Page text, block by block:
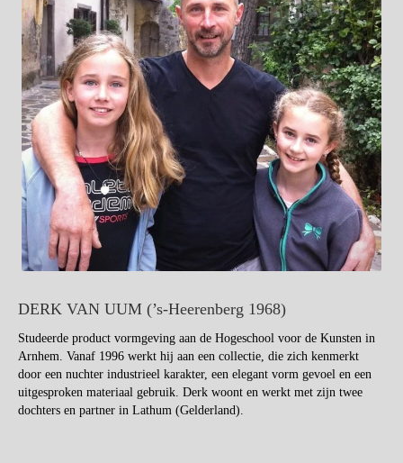
DERK VAN UUM (’s-Heerenberg 1968)
Studeerde product vormgeving aan de Hogeschool voor de Kunsten in
Arnhem. Vanaf 1996 werkt hij aan een collectie, die zich kenmerkt
door een nuchter industrieel karakter, een elegant vorm gevoel en een
uitgesproken materiaal gebruik. Derk woont en werkt met zijn twee
dochters en partner in Lathum (Gelderland).